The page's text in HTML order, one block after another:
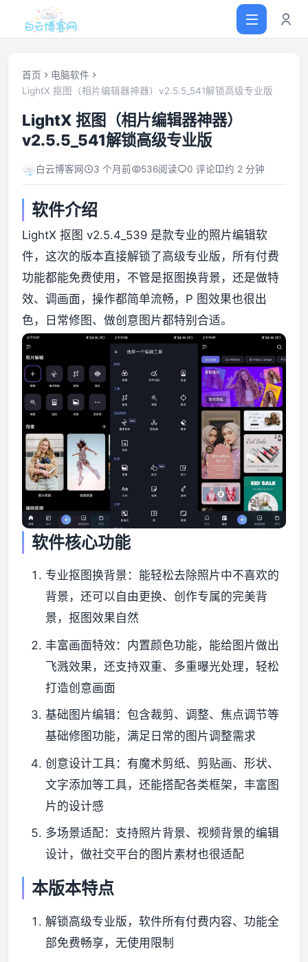
首页
网站源码
软件仓库
主题插件
技术分享
值得一看
资源资讯
首页
电脑软件
LightX 抠图（相片编辑器神器）v2.5.5_541解锁高级专业版
LightX 抠图（相片编辑器神器）
v2.5.5_541解锁高级专业版
白云博客网 3 个月前 536阅读 0 评论 约 2 分钟
软件介绍
LightX 抠图 v2.5.4_539 是款专业的照片编辑软
件，这次的版本直接解锁了高级专业版，所有付费
功能都能免费使用，不管是抠图换背景，还是做特
效、调画面，操作都简单流畅，P 图效果也很出
色，日常修图、做创意图片都特别合适。
软件核心功能
专业抠图换背景：能轻松去除照片中不喜欢的
背景，还可以自由更换、创作专属的完美背
景，抠图效果自然
丰富画面特效：内置颜色功能，能给图片做出
飞溅效果，还支持双重、多重曝光处理，轻松
打造创意画面
基础图片编辑：包含裁剪、调整、焦点调节等
基础修图功能，满足日常的图片调整需求
创意设计工具：有魔术剪纸、剪贴画、形状、
文字添加等工具，还能搭配各类框架，丰富图
片的设计感
多场景适配：支持照片背景、视频背景的编辑
设计，做社交平台的图片素材也很适配
本版本特点
解锁高级专业版，软件所有付费内容、功能全
部免费畅享，无使用限制